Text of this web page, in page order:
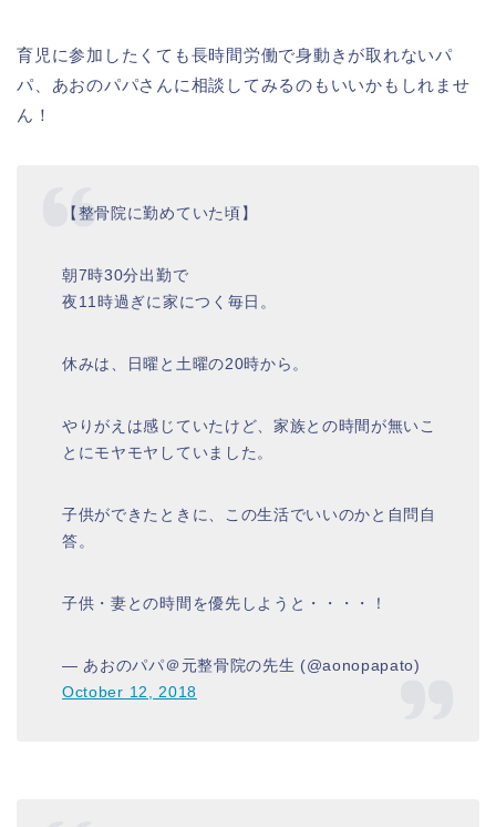
育児に参加したくても長時間労働で身動きが取れないパ
パ、あおのパパさんに相談してみるのもいいかもしれませ
ん！
【整骨院に勤めていた頃】
朝7時30分出勤で
夜11時過ぎに家につく毎日。
休みは、日曜と土曜の20時から。
やりがえは感じていたけど、家族との時間が無いこ
とにモヤモヤしていました。
子供ができたときに、この生活でいいのかと自問自
答。
子供・妻との時間を優先しようと・・・・！
— あおのパパ＠元整骨院の先生 (@aonopapato)
October 12, 2018